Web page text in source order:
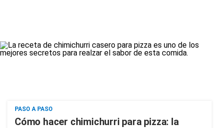
PASO A PASO
Cómo hacer chimichurri para pizza: la